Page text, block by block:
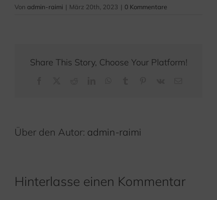
Von admin-raimi | März 20th, 2023 | 0 Kommentare
Share This Story, Choose Your Platform!
Über den Autor: admin-raimi
Hinterlasse einen Kommentar